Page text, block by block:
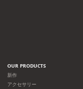
OUR PRODUCTS
新作
アクセサリー